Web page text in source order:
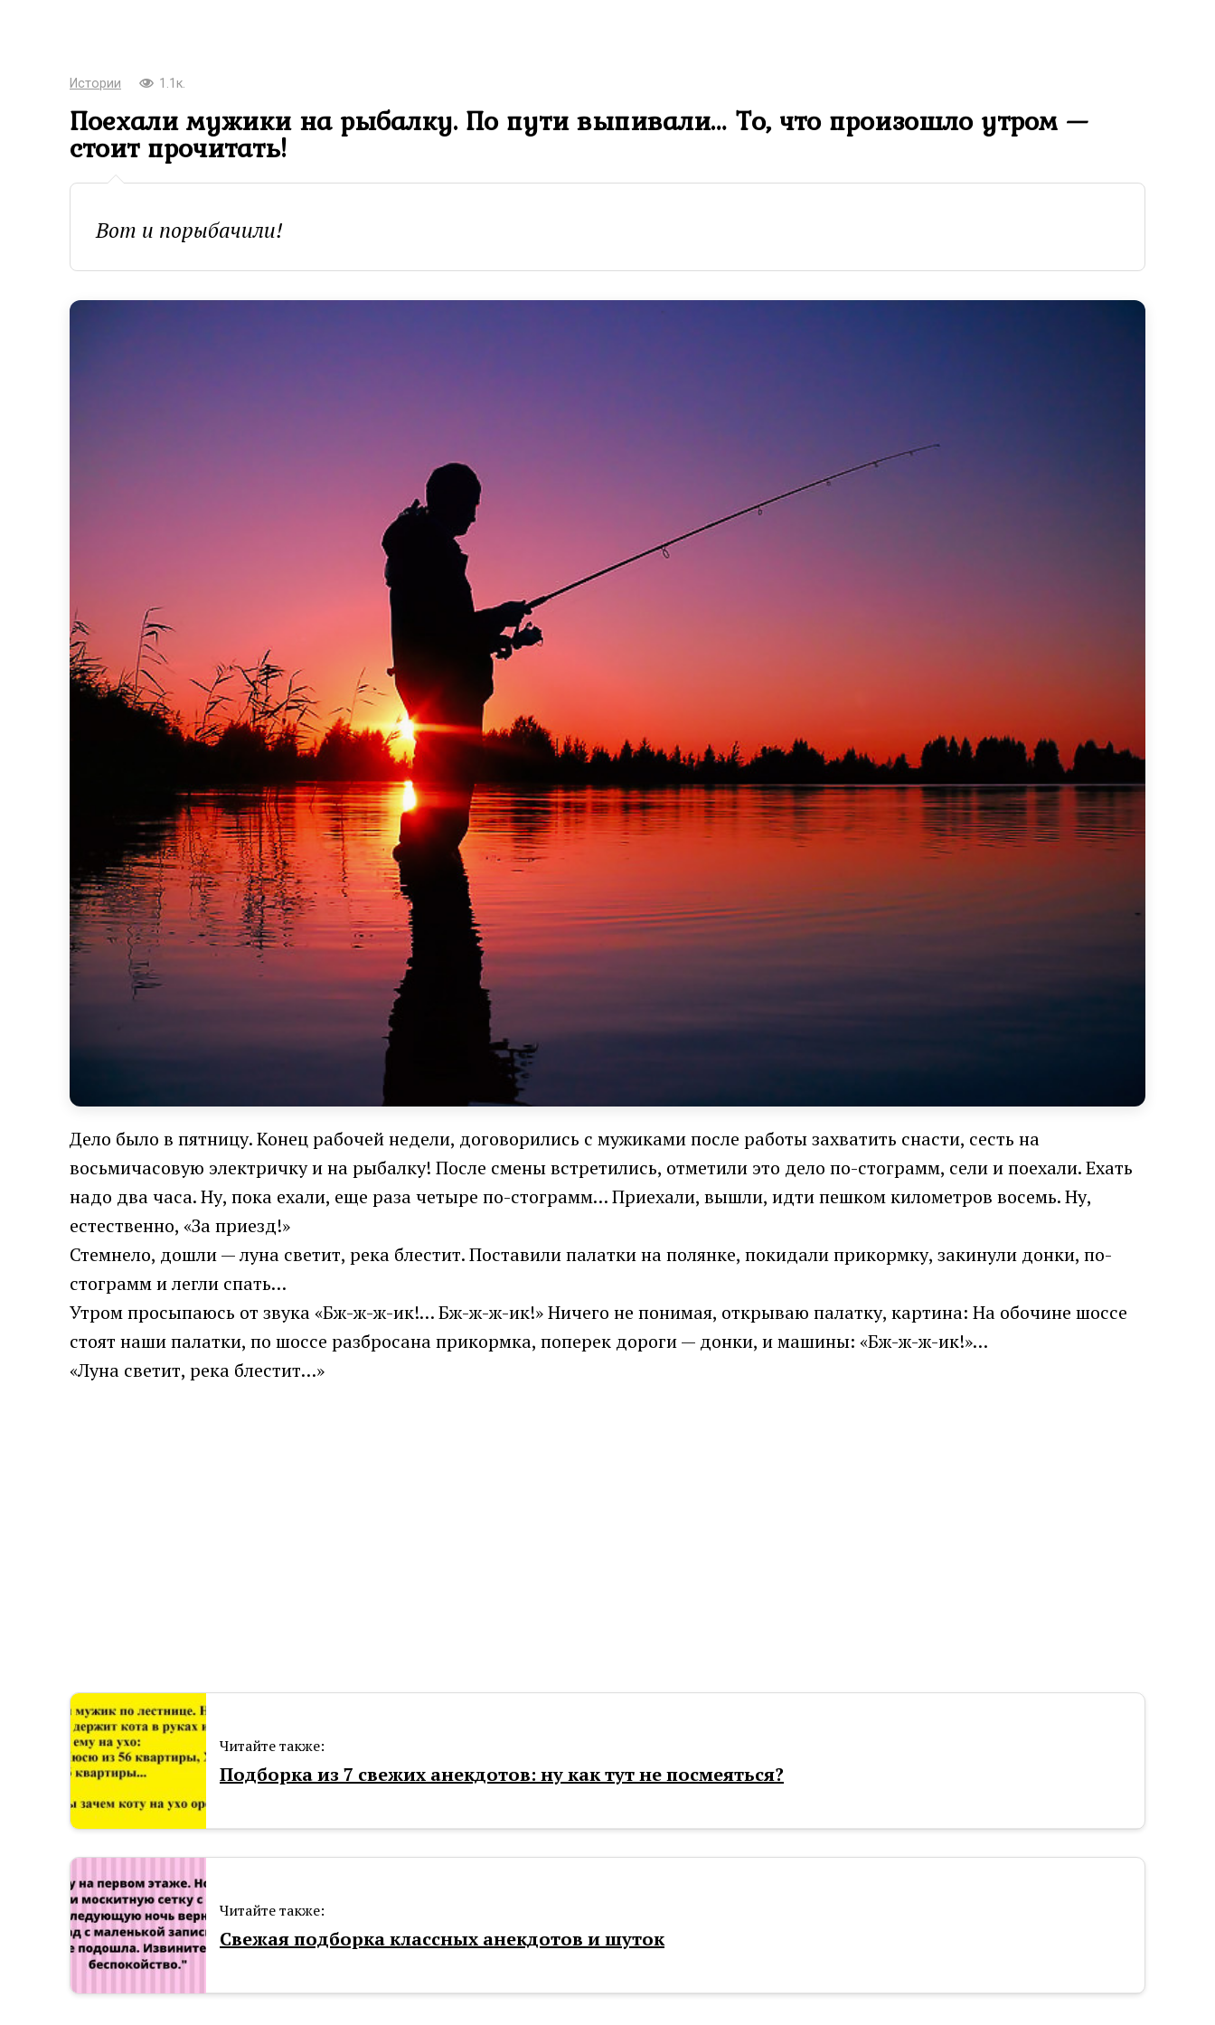
Истории 1.1к.
Поехали мужики на рыбалку. По пути выпивали… То, что произошло утром —
стоит прочитать!
Вот и порыбачили!
Дело было в пятницу. Конец рабочей недели, договорились с мужиками после работы захватить снасти, сесть на
восьмичасовую электричку и на рыбалку! После смены встретились, отметили это дело по-стограмм, сели и поехали. Ехать
надо два часа. Ну, пока ехали, еще раза четыре по-стограмм… Приехали, вышли, идти пешком километров восемь. Ну,
естественно, «За приезд!»
Стемнело, дошли — луна светит, река блестит. Поставили палатки на полянке, покидали прикормку, закинули донки, по-
стограмм и легли спать…
Утром просыпаюсь от звука «Бж-ж-ж-ик!… Бж-ж-ж-ик!» Ничего не понимая, открываю палатку, картина: На обочине шоссе
стоят наши палатки, по шоссе разбросана прикормка, поперек дороги — донки, и машины: «Бж-ж-ж-ик!»…
«Луна светит, река блестит…»
Читайте также:
Подборка из 7 свежих анекдотов: ну как тут не посмеяться?
Читайте также:
Свежая подборка классных анекдотов и шуток